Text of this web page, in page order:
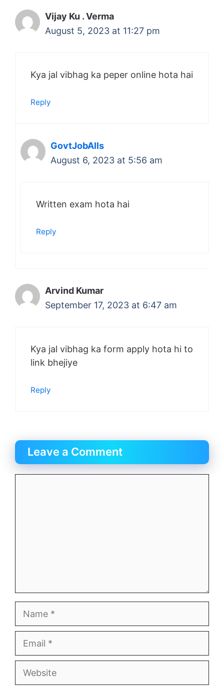
Vijay Ku . Verma
August 5, 2023 at 11:27 pm
Kya jal vibhag ka peper online hota hai
Reply
GovtJobAlls
August 6, 2023 at 5:56 am
Written exam hota hai
Reply
Arvind Kumar
September 17, 2023 at 6:47 am
Kya jal vibhag ka form apply hota hi to
link bhejiye
Reply
Leave a Comment
Website